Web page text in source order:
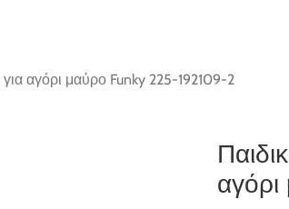
αγόρι μαύρο Funky 225-192109-2